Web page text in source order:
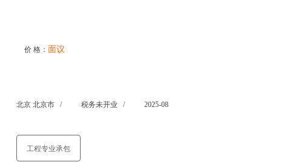
价 格： 面议
北京 北京市 / 税务未开业 / 2025-08
工程专业承包